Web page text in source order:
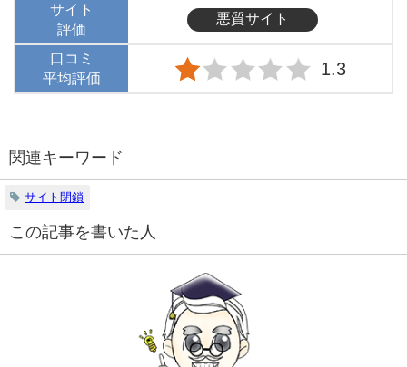
サイト
評価
悪質サイト
口コミ
平均評価
1.3
関連キーワード
サイト閉鎖
この記事を書いた人